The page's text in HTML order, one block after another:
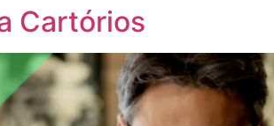
Cartórios